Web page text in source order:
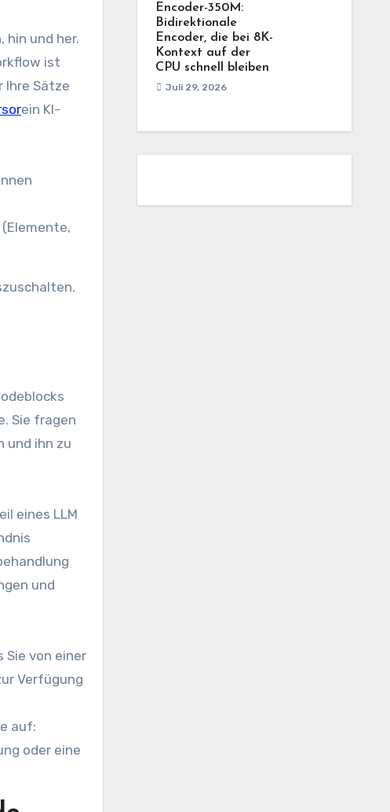
hin und her.
ist
Ihre Sätze
ein KI-
Sie fragen
und ihn zu
eines LLM
und
Sie von einer
Verfügung
auf:
oder eine
Encoder-350M:
Bidirektionale
Encoder, die bei 8K-
Kontext auf der
CPU schnell bleiben
Juli 29, 2026